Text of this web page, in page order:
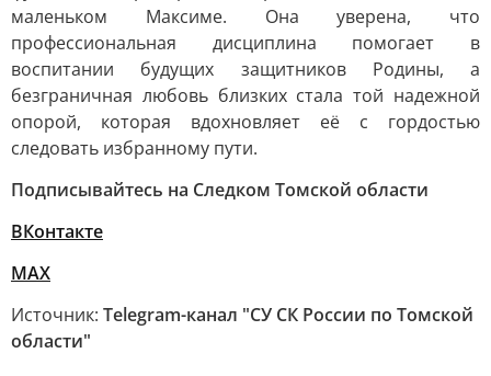
маленьком Максиме. Она уверена, что
профессиональная дисциплина помогает в
воспитании будущих защитников Родины, а
безграничная любовь близких стала той надежной
опорой, которая вдохновляет её с гордостью
следовать избранному пути.
Подписывайтесь на Следком Томской области
ВКонтакте
MAX
Источник: Telegram-канал "СУ СК России по Томской
области"